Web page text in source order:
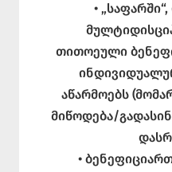
•
თითოეული
აწარმოებს
მიწოდება/
•